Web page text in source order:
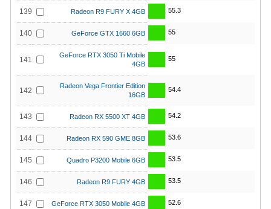
139 Radeon R9 FURY X 4GB 55.3
140 GeForce GTX 1660 6GB 55
141
GeForce RTX 3050 Ti Mobile
4GB
55
142
Radeon Vega Frontier Edition
16GB
54.4
143 Radeon RX 5500 XT 4GB 54.2
144 Radeon RX 590 GME 8GB 53.6
145 Quadro P3200 Mobile 6GB 53.5
146 Radeon R9 FURY 4GB 53.5
147 GeForce RTX 3050 Mobile 4GB 52.6